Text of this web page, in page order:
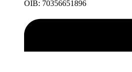
OIB: 70356651896